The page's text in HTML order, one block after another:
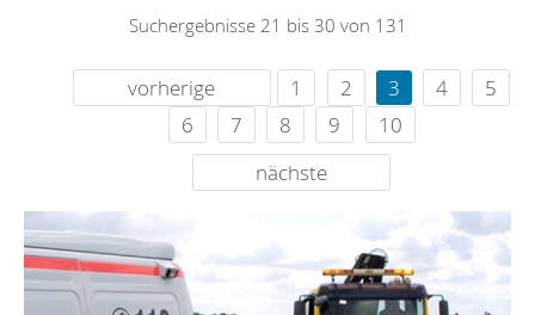
Suchergebnisse 21 bis 30 von 131
vorherige 1 2 3 4
5
6
7 8 9
10
nächste